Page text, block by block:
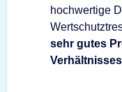
hochwertige
sehr gutes
Verhältnisses